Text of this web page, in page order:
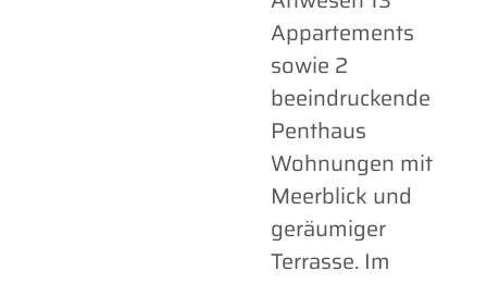
Appartements
sowie 2
beeindruckende
Penthaus
Wohnungen mit
Meerblick und
geräumiger
Terrasse. Im